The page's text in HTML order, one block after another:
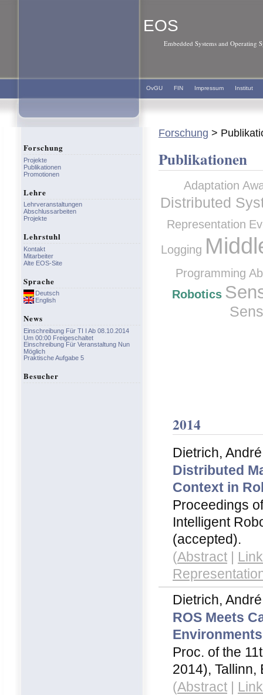
EOS
Embedded Systems and Operating
OvGU FIN Impressum Institut
Forschung >
Publikationen
Adaptation
Distributed
Representation
Logging
Programming
Robotics
2014
Dietrich,
Distributed
Context in
Proceedings
Intelligent
(accepted).
(Abstract |
Dietrich,
ROS Meets
Proc. of the
2014), Tallinn,
(Abstract |
Forschung
Projekte
Publikationen
Promotionen
Lehre
Lehrveranstaltungen
Abschlussarbeiten
Projekte
Lehrstuhl
Kontakt
Mitarbeiter
Alte EOS-Site
Sprache
Deutsch
English
News
Einschreibung Für TI I Ab 08.10.2014
Um 00:00 Freigeschaltet
Einschreibung Für Veranstaltung Nun
Möglich
Praktische Aufgabe 5
Besucher